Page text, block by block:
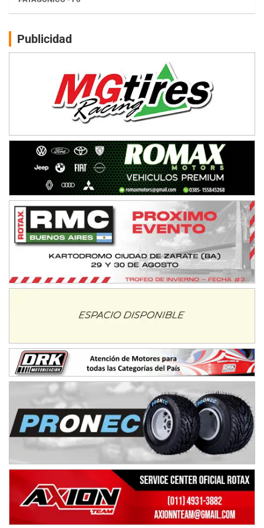
NORESTE SANTAFESINO - F6
Ciudad de Avellaneda (Asfalto)
Avellaneda (Santa Fe)
SUR SANTAFESINO - F4
José Samuel Sánchez (Tierra)
Rufino (Santa Fe)
TUCUMANO - F5
Juan Navarro (Asfalto)
El Timbó (Tucumán)
COBERTURA ESPECIAL DE E-KART.COM.AR
08/09-AGO
IAME SERIES ARGENTINA 6
Ramiro Tot (Asfalto)
Baradero (Buenos Aires)
KDO - F6
Ciudad de Trenque Lauquen (Asfalto)
Trenque Lauquen (Buenos Aires)
ENTRERRIANO - F6 (POSTERGADA)
Villaguay (Entre Ríos)
El Cerro (Tierra)
Victoria (Entre Ríos)
PATAGONICO - F6
Moto Club Reginense (Tierra)
Gral. E. Godoy (Río Negro)
CSK - F7
Juventud Unida (Tierra)
Humboldt (Santa Fe)
NORESTE SANTAFESINO - F6
Avellaneda (Santa Fe)
SUR SANTAFESINO - F4
José Samuel Sánchez (Tierra)
Publicidad